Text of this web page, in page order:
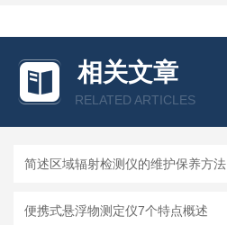
相关文章
RELATED ARTICLES
简述区域辐射检测仪的维护保养方法
便携式悬浮物测定仪7个特点概述